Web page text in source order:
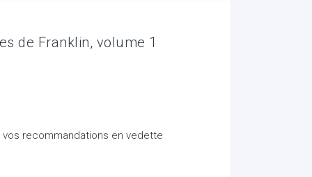
de Franklin, volume 1
recommandations en vedette